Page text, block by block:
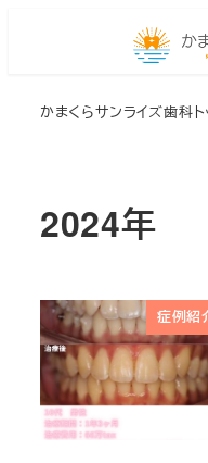
かまくらサンライズ歯科
2024年
症例紹